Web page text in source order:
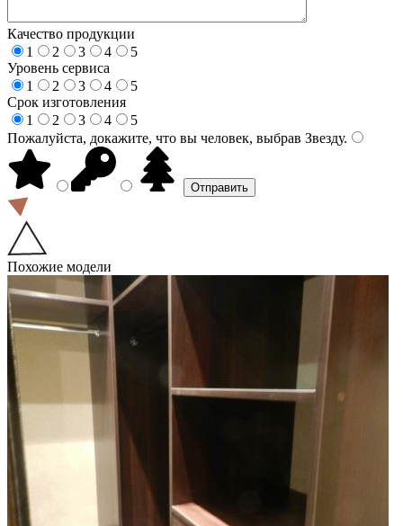
Качество продукции
1
2 3 4
5
Уровень сервиса
1
2 3 4
5
Срок изготовления
1
2 3 4
5
Пожалуйста, докажите, что вы человек, выбрав Звезду.
Похожие модели